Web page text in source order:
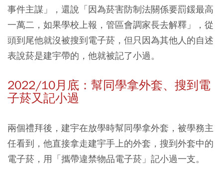
事件主謀」，還說「因為菸害防制法關係要罰鍰最高
一萬二，如果學校上報，管區會調家長去解釋」，從
頭到尾他就沒被搜到電子菸，但只因為其他人的自述
表說菸是建宇帶的，他就被記了小過。
2022/10月底：幫同學拿外套、搜到電
子菸又記小過
兩個禮拜後，建宇在放學時幫同學拿外套，被學務主
任看到，他直接拿走建宇手上的外套，搜到外套中的
電子菸，用「攜帶違禁物品電子菸」記小過一支。